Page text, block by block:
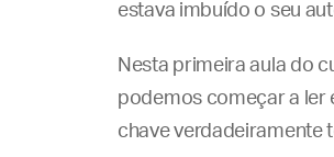
estava imbuído o seu
Nesta primeira aula do
podemos começar a ler
chave verdadeiramente